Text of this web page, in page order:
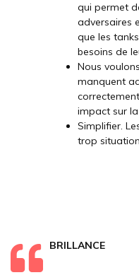
qui permet
adversaires
que les
besoins de
Nous
manquent
impact sur
Simplifier.
trop
BRILLANCE